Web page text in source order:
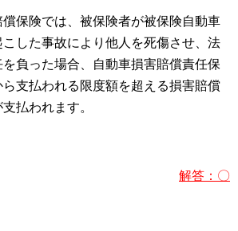
保険では、被保険者が被保険自動車
した事故により他人を死傷させ、法
負った場合、自動車損害賠償責任保
支払われる限度額を超える損害賠償
払われます。
解答：〇